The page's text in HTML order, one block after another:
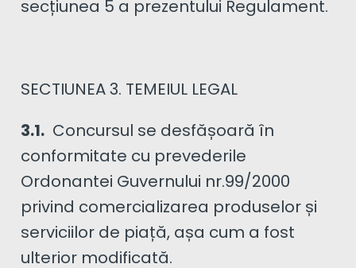
secțiunea 5 a prezentului Regulament.
SECTIUNEA 3. TEMEIUL LEGAL
3.1. Concursul se desfășoară în
conformitate cu prevederile
Ordonantei Guvernului nr.99/2000
privind comercializarea produselor și
serviciilor de piață, așa cum a fost
ulterior modificată.